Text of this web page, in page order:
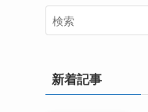
新着記事